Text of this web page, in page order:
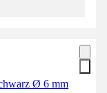
Ø 6 mm